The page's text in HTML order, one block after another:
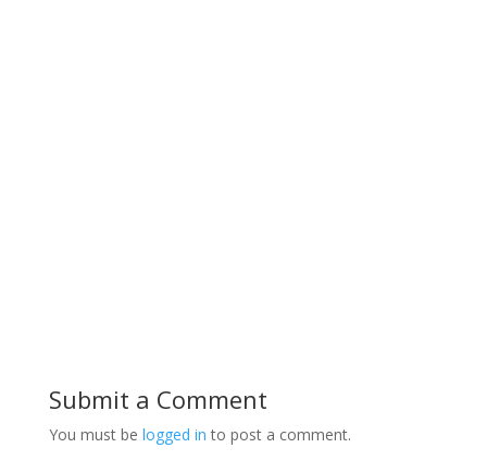
Submit a Comment
You must be logged in to post a comment.